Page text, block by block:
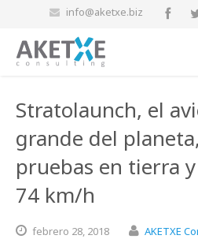
info@aketxe.biz
Stratolaunch, el
grande del
pruebas en tierra
74 km/h
febrero 28, 2018 AKETXE